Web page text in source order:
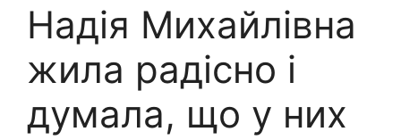
Надія Михайлівна
жила радісно і
думала, що у них